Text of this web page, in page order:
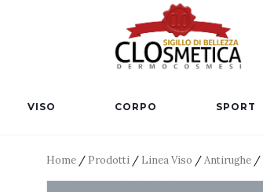
VISO CORPO SPORT
Home / Prodotti / Linea Viso /Antirughe /